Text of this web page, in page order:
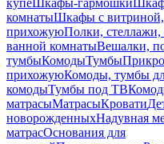
купеШкафы-гармошки
комнатыШкафы с
прихожуюПолки, стеллажи,
ванной комнатыВешалки,
тумбыКомодыТумбы
прихожуюКомоды, тумбы
комодыТумбы под ТВ
матрасыМатрасыКровати
новорожденныхНадувная
матрасОснования для